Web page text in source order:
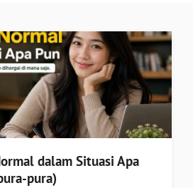
dalam Situasi Apa
pura)